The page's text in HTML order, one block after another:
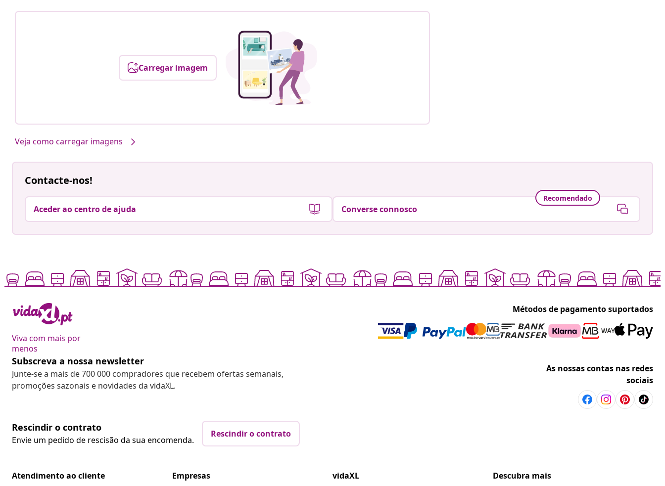
Carregar imagem
Veja como carregar imagens
Contacte-nos!
Aceder ao centro de ajuda
Recomendado
Converse connosco
Viva com mais por
menos
Métodos de pagamento suportados
Subscreva a nossa newsletter
Junte-se a mais de 700 000 compradores que recebem ofertas semanais,
promoções sazonais e novidades da vidaXL.
As nossas contas nas redes
sociais
Rescindir o contrato
Envie um pedido de rescisão da sua encomenda.
Rescindir o contrato
Atendimento ao cliente
Empresas
vidaXL
Descubra mais